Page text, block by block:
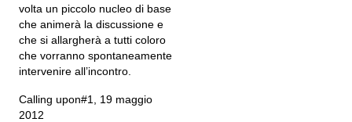
volta un piccolo nucleo di base
che animerà la discussione e
che si allargherà a tutti coloro
che vorranno spontaneamente
intervenire all’incontro.
Calling upon#1, 19 maggio
2012